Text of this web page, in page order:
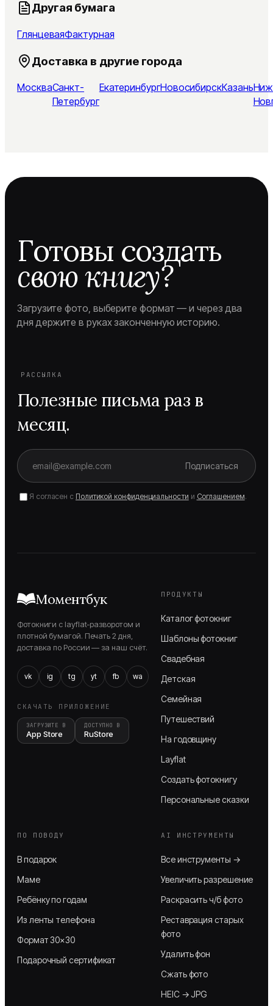
Другая бумага
ГлянцеваяФактурная
Доставка в другие города
МоскваСанкт-
Петербург
ЕкатеринбургНовосибирскКазань
Готовы создать
свою книгу?
Загрузите фото, выберите формат — и через два
дня держите в руках законченную историю.
РАССЫЛКА
Полезные письма раз в
месяц.
Подписаться
Я согласен с Политикой конфиденциальности и Соглашением.
Моментбук
Фотокниги с layflat-разворотом и
плотной бумагой. Печать 2 дня,
доставка по России — за наш счёт.
vk ig tg yt fb wa
СКАЧАТЬ ПРИЛОЖЕНИЕ
ЗАГРУЗИТЕ В
App Store
ДОСТУПНО В
RuStore
ПРОДУКТЫ
Каталог фотокниг
Шаблоны фотокниг
Свадебная
Детская
Семейная
Путешествий
На годовщину
Layflat
Создать фотокнигу
Персональные сказки
ПО ПОВОДУ
В подарок
Маме
Ребёнку по годам
Из ленты телефона
Формат 30×30
Подарочный сертификат
AI ИНСТРУМЕНТЫ
Все инструменты →
Увеличить разрешение
Раскрасить ч/б фото
Реставрация старых
фото
Удалить фон
Сжать фото
HEIC → JPG